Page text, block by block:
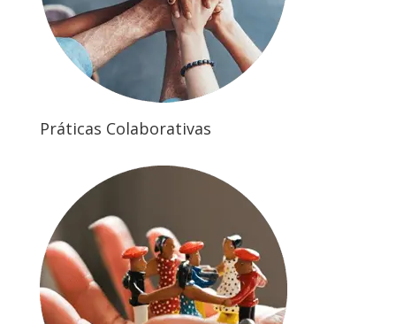
Práticas Colaborativas